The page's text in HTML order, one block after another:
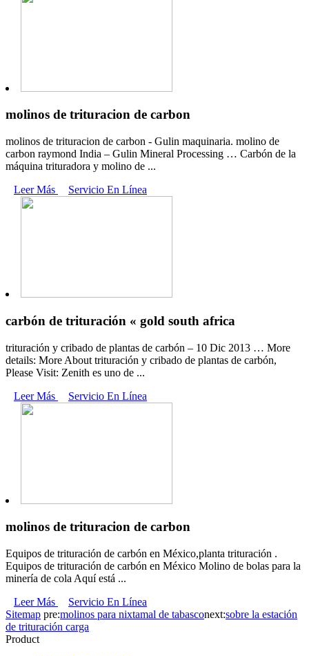
molinos de trituracion de carbon
molinos de trituracion de carbon - Gulin maquinaria. molino de
carbon raymond India – Gulin Mineral Processing … Carbón de la
máquina trituradora y molino de ...
Leer Más
Servicio En Línea
carbón de trituración « gold south africa
trituración y cribado de plantas de carbón – 10 Dic 2013 … More
details: More About trituración y cribado de plantas de carbón,
Please Visit: Zenith es uno de ...
Leer Más
Servicio En Línea
molinos de trituracion de carbon
Equipos de trituración de carbón en México,planta trituración .
Equipos de trituración de carbón en México Molino de bolas para la
minería de cola Aquí está ...
Leer Más
Servicio En Línea
Sitemap pre:molinos para nixtamal de tabasconext:sobre la estación
de trituración carga
Product